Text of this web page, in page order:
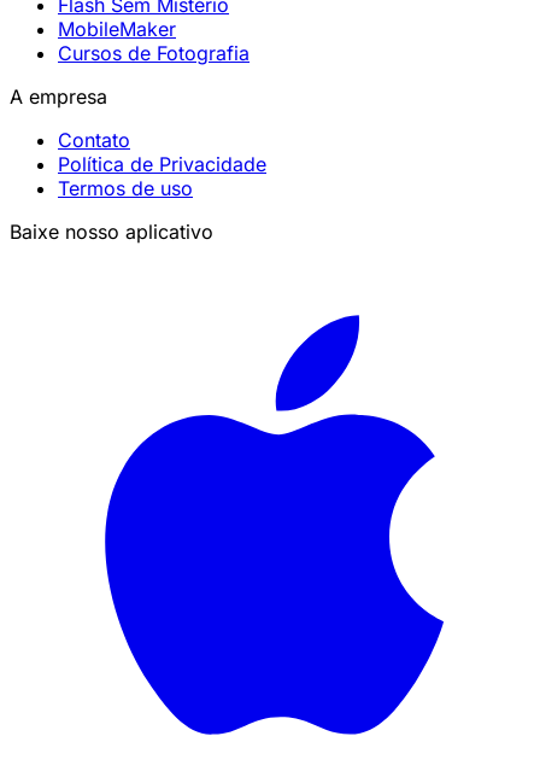
MobileMaker
Cursos de Fotografia
A empresa
Contato
Política de Privacidade
Termos de uso
Baixe nosso aplicativo